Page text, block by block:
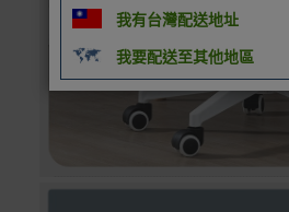
我有台灣配送地址
我要配送至其他地區